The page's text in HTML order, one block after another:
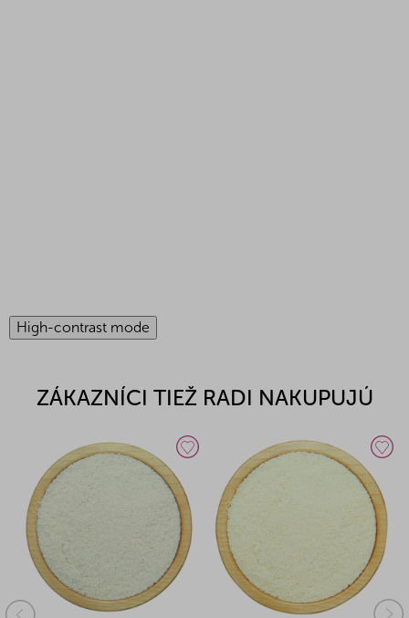
High-contrast mode
ZÁKAZNÍCI TIEŽ RADI NAKUPUJÚ